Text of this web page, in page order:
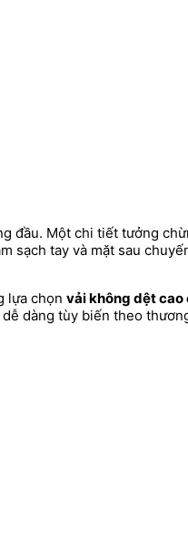
đầu. Một chi tiết tưởng
sạch tay và mặt sau
lựa chọn vải không dệt cao
dàng tùy biến theo